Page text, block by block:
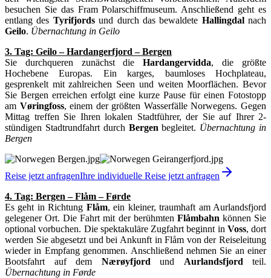
besuchen Sie das Fram Polarschiffmuseum. Anschließend geht es
entlang des Tyrifjordsund durch das bewaldete Hallingdal nach
Geilo. Übernachtung in Geilo
3. Tag: Geilo – Hardangerfjord – Bergen
Sie durchqueren zunächst dieHardangervidda, die größte
Hochebene Europas. Ein karges, baumloses Hochplateau,
gesprenkelt mit zahlreichen Seen und weiten Moorflächen. Bevor
Sie Bergen erreichen erfolgt eine kurze Pause für einen Fotostopp
am Vøringfoss, einem der größten Wasserfälle Norwegens. Gegen
Mittag treffen Sie Ihren lokalen Stadtführer, der Sie auf Ihrer 2-
stündigen Stadtrundfahrt durch Bergenbegleitet. Übernachtung in
Bergen
Reise jetzt anfragenIhre individuelle Reise jetzt anfragen
4. Tag: Bergen – Flåm – Førde
Es geht in Richtung Flåm, ein kleiner, traumhaft am Aurlandsfjord
gelegener Ort. Die Fahrt mit der berühmten Flåmbahn können Sie
optional vorbuchen. Die spektakuläre Zugfahrt beginnt in Voss, dort
werden Sie abgesetzt und bei Ankunft in Flåm von der Reiseleitung
wieder in Empfang genommen. Anschließend nehmen Sie an einer
Bootsfahrt auf dem Nærøyfjord und Aurlandsfjord teil.
Übernachtung in Førde